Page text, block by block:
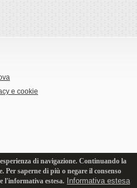
e cookie
di navigazione. Continuando la
Per saperne di più o negare il consenso
l'informativa estesa. Informativa estesa